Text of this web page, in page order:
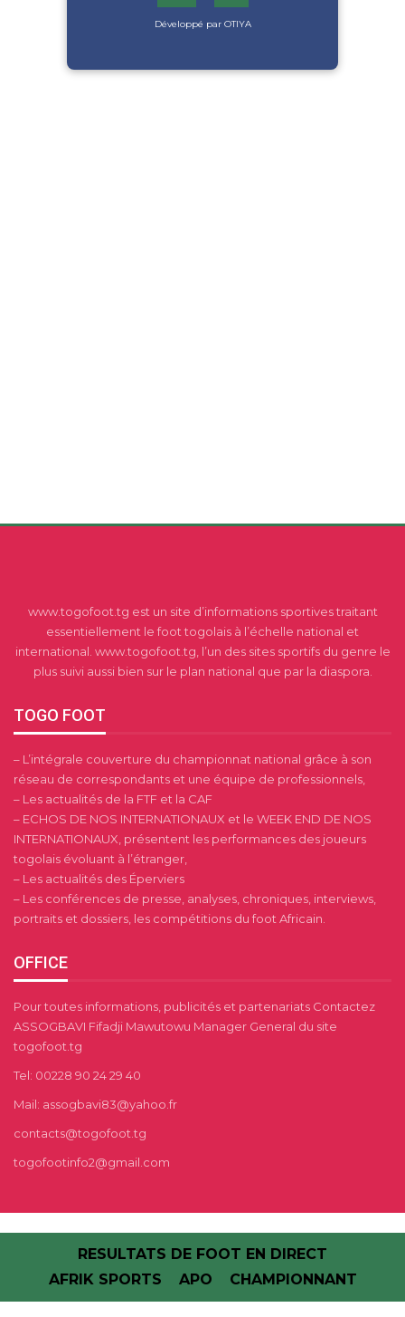
Développé par OTIYA
www.togofoot.tg est un site d’informations sportives traitant
essentiellement le foot togolais à l’échelle national et
international. www.togofoot.tg, l’un des sites sportifs du genre le
plus suivi aussi bien sur le plan national que par la diaspora.
TOGO FOOT
– L’intégrale couverture du championnat national grâce à son
réseau de correspondants et une équipe de professionnels,
– Les actualités de la FTF et la CAF
– ECHOS DE NOS INTERNATIONAUX et le WEEK END DE NOS
INTERNATIONAUX, présentent les performances des joueurs
togolais évoluant à l’étranger,
– Les actualités des Éperviers
– Les conférences de presse, analyses, chroniques, interviews,
portraits et dossiers, les compétitions du foot Africain.
OFFICE
Pour toutes informations, publicités et partenariats Contactez
ASSOGBAVI Fifadji Mawutowu Manager General du site
togofoot.tg
Tel: 00228 90 24 29 40
Mail: assogbavi83@yahoo.fr
contacts@togofoot.tg
togofootinfo2@gmail.com
RESULTATS DE FOOT EN DIRECT
AFRIK SPORTS
APO CHAMPIONNANT